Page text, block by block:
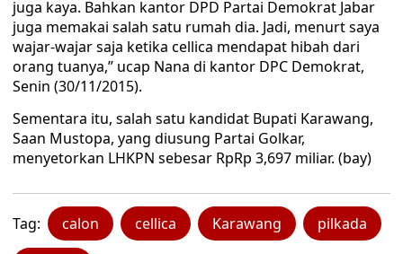
juga kaya. Bahkan kantor DPD Partai Demokrat Jabar
juga memakai salah satu rumah dia. Jadi, menurt saya
wajar-wajar saja ketika cellica mendapat hibah dari
orang tuanya,” ucap Nana di kantor DPC Demokrat,
Senin (30/11/2015).
Sementara itu, salah satu kandidat Bupati Karawang,
Saan Mustopa, yang diusung Partai Golkar,
menyetorkan LHKPN sebesar RpRp 3,697 miliar. (bay)
Tag: calon cellica Karawang pilkada